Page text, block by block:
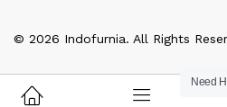
© 2026 Indofurnia. All Rights
Need